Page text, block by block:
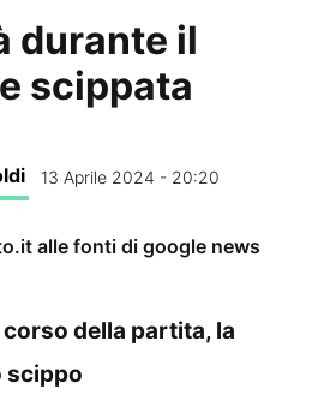
durante il
scippata
13 Aprile 2024 - 20:20
alle fonti di google news
della partita, la
scippo